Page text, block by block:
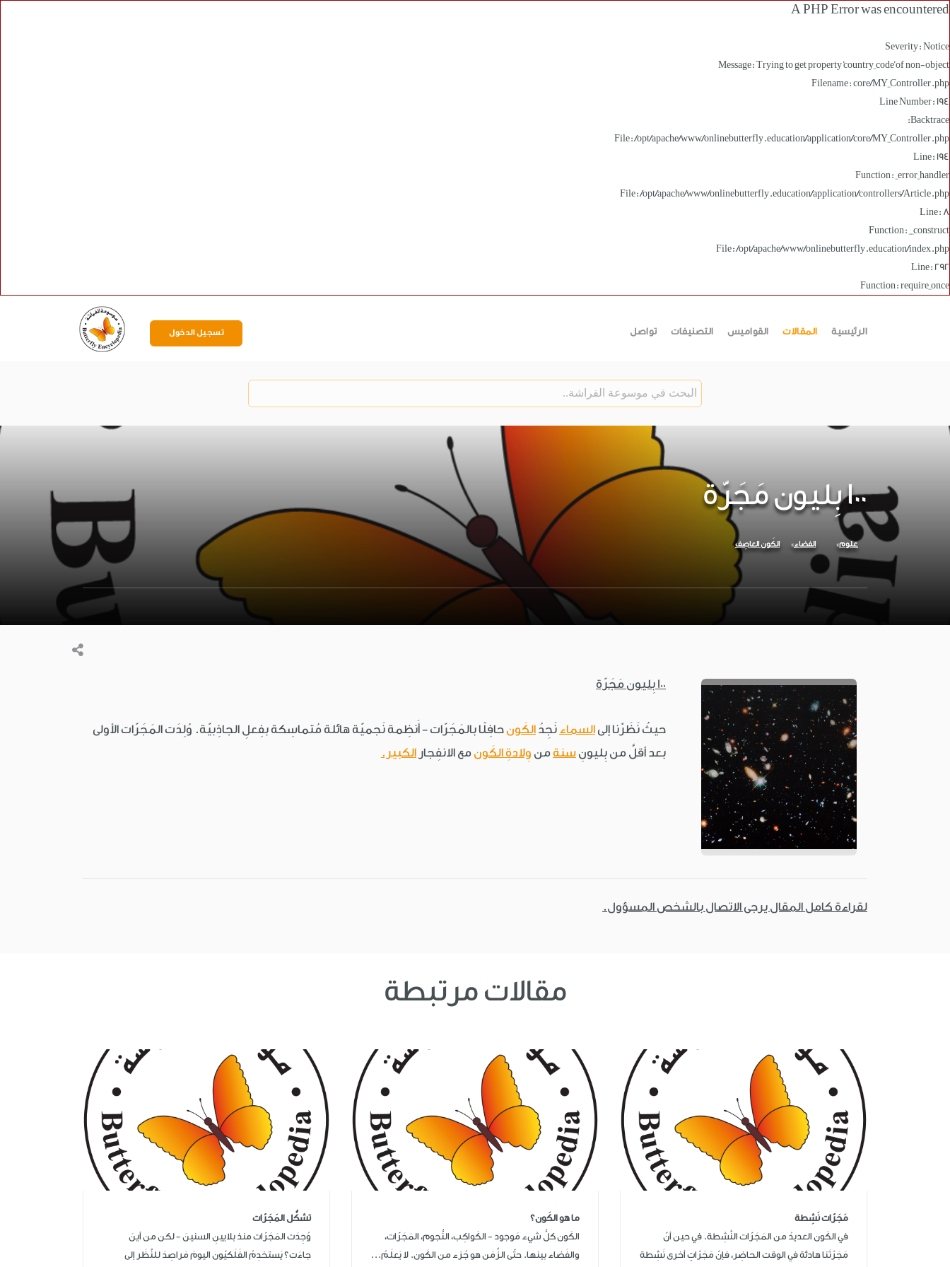
A PHP Error was encountered
Severity: Notice
Message: Trying to get property 'country_code' of non-object
Filename: core/MY_Controller.php
Line Number: 194
Backtrace:
File: /opt/apache/www/onlinebutterfly.education/application/core/MY_Controller.php
Line: 194
Function: _error_handler
File: /opt/apache/www/onlinebutterfly.education/application/controllers/Article.php
Line: 8
Function: __construct
File: /opt/apache/www/onlinebutterfly.education/index.php
Line: 292
Function: require_once
الرئيسية المقالات القواميس التصنيفات تواصل تسجيل الدخول
100 بِليون مَجَرّة
علوم الفضاء الكَون العاصِف
100 بِليون مَجَرّة
حيثُ نَظَرْنا إلى السماء نَجِدُ الكَونحافِلًا بالمَجَرّات - أَنظِمة نَجميّة هائلة مُتماسِكة بفِعلِ الجاذِبيّة. وُلِدَت المَجَرّات الأولى
بعد أقلَّ من بِليونِ سنة من وِلادةِ الكَونمع الانفِجار الكبير.
لقراءة كامل المقال يرجى الاتصال بالشخص المسؤول.
مقالات مرتبطة
مَجَرّات نَشِطة
في الكَون العديدُ من المَجَرّات النَّشِطة. في حين أنّ
مَجَرّتَنا هادئة في الوقت الحاضِر، فإنّ مَجَرّاتٍ أخرى نَشِطة
ما هو الكَون؟
الكَون كلُّ شيء مَوجود - الكَواكِب، النُّجوم، المَجَرّات،
والفَضاء بينها. حتّى الزَّمَن هو جُزء من الكَون. لا يَعلَمُ...
تشكُّل المَجَرّات
وُجِدَت المَجَرّات منذ بلايينِ السنينَ - لكن من أينَ
جاءَت؟ يَستخدِمُ الفَلَكيّون اليومَ مَراصِدَ للنَّظَر إلى